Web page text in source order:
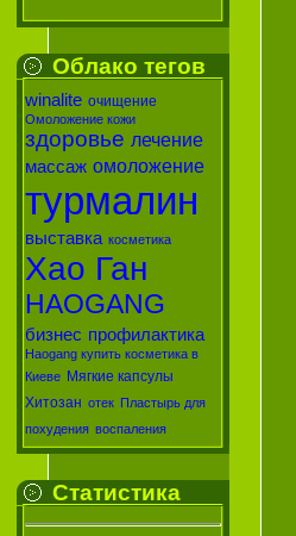
Облако тегов
winalite очищение
Омоложение кожи
здоровье лечение
массаж омоложение
турмалин
выставка косметика
Хао Ган
HAOGANG
бизнес профилактика
Haogang купить косметика в
Киеве Мягкие капсулы
Хитозан отек Пластырь для
похудения воспаления
Статистика